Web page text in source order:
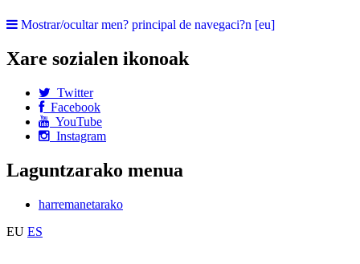
Mostrar/ocultar men? principal de navegaci?n [eu]
Xare sozialen ikonoak
Twitter
Facebook
YouTube
Instagram
Laguntzarako menua
harremanetarako
EU ES